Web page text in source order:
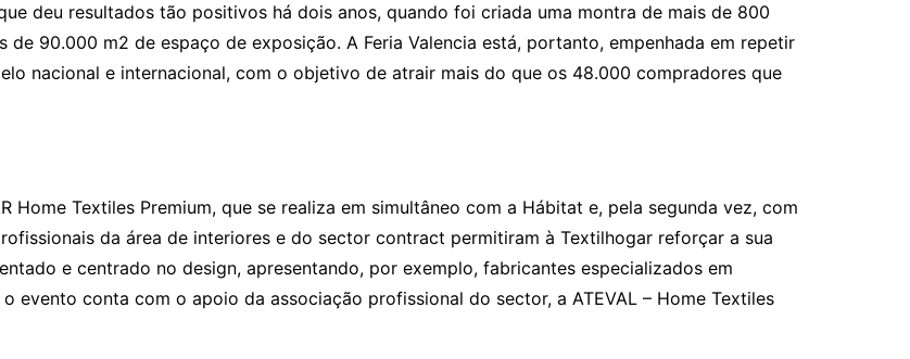
deu resultados tão positivos há dois anos, quando foi criada uma montra de mais de 800
de 90.000 m2 de espaço de exposição. A Feria Valencia está, portanto, empenhada em repetir
nacional e internacional, com o objetivo de atrair mais do que os 48.000 compradores que
Home Textiles Premium, que se realiza em simultâneo com a Hábitat e, pela segunda vez, com
da área de interiores e do sector contract permitiram à Textilhogar reforçar a sua
e centrado no design, apresentando, por exemplo, fabricantes especializados em
evento conta com o apoio da associação profissional do sector, a ATEVAL – Home Textiles